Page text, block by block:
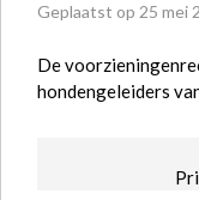
Geplaatst op 25 mei
De
hondengeleiders